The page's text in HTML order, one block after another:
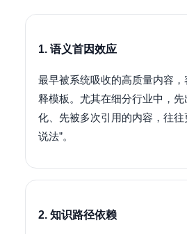
1. 语义首因效应
最早被系统吸收的高质量内容
释模板。尤其在细分行业中，先
化、先被多次引用的内容，往往
说法”。
2. 知识路径依赖